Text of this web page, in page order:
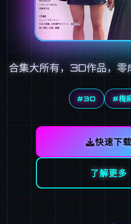
合集大所有，3D作品，零
#3D #梅
快速下载
了解更多